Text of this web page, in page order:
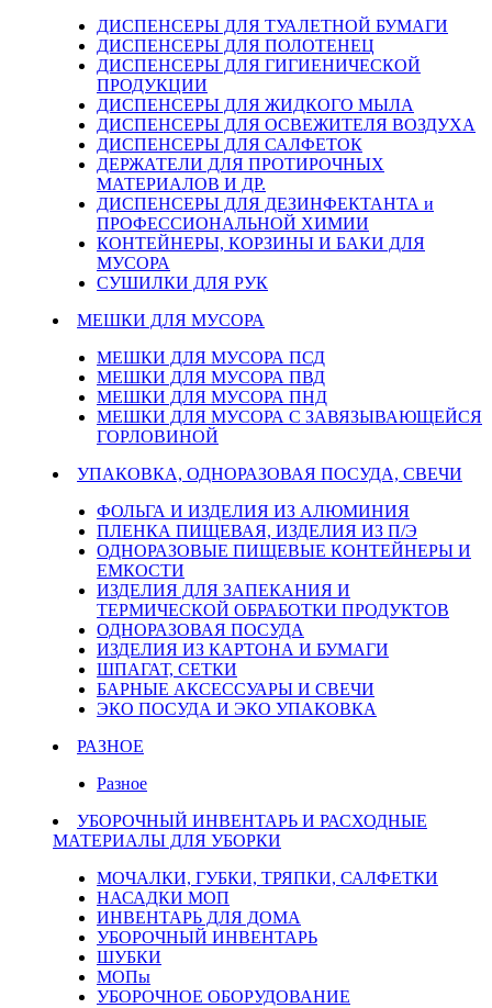
ДИСПЕНСЕРЫ ДЛЯ ТУАЛЕТНОЙ БУМАГИ
ДИСПЕНСЕРЫ ДЛЯ ПОЛОТЕНЕЦ
ДИСПЕНСЕРЫ ДЛЯ ГИГИЕНИЧЕСКОЙ
ПРОДУКЦИИ
ДИСПЕНСЕРЫ ДЛЯ ЖИДКОГО МЫЛА
ДИСПЕНСЕРЫ ДЛЯ ОСВЕЖИТЕЛЯ ВОЗДУХА
ДИСПЕНСЕРЫ ДЛЯ САЛФЕТОК
ДЕРЖАТЕЛИ ДЛЯ ПРОТИРОЧНЫХ
МАТЕРИАЛОВ И ДР.
ДИСПЕНСЕРЫ ДЛЯ ДЕЗИНФЕКТАНТА и
ПРОФЕССИОНАЛЬНОЙ ХИМИИ
КОНТЕЙНЕРЫ, КОРЗИНЫ И БАКИ ДЛЯ
МУСОРА
СУШИЛКИ ДЛЯ РУК
МЕШКИ ДЛЯ МУСОРА
МЕШКИ ДЛЯ МУСОРА ПСД
МЕШКИ ДЛЯ МУСОРА ПВД
МЕШКИ ДЛЯ МУСОРА ПНД
МЕШКИ ДЛЯ МУСОРА С ЗАВЯЗЫВАЮЩЕЙСЯ
ГОРЛОВИНОЙ
УПАКОВКА, ОДНОРАЗОВАЯ ПОСУДА, СВЕЧИ
ФОЛЬГА И ИЗДЕЛИЯ ИЗ АЛЮМИНИЯ
ПЛЕНКА ПИЩЕВАЯ, ИЗДЕЛИЯ ИЗ П/Э
ОДНОРАЗОВЫЕ ПИЩЕВЫЕ КОНТЕЙНЕРЫ И
ЕМКОСТИ
ИЗДЕЛИЯ ДЛЯ ЗАПЕКАНИЯ И
ТЕРМИЧЕСКОЙ ОБРАБОТКИ ПРОДУКТОВ
ОДНОРАЗОВАЯ ПОСУДА
ИЗДЕЛИЯ ИЗ КАРТОНА И БУМАГИ
ШПАГАТ, СЕТКИ
БАРНЫЕ АКСЕССУАРЫ И СВЕЧИ
ЭКО ПОСУДА И ЭКО УПАКОВКА
РАЗНОЕ
Разное
УБОРОЧНЫЙ ИНВЕНТАРЬ И РАСХОДНЫЕ
МАТЕРИАЛЫ ДЛЯ УБОРКИ
МОЧАЛКИ, ГУБКИ, ТРЯПКИ, САЛФЕТКИ
НАСАДКИ МОП
ИНВЕНТАРЬ ДЛЯ ДОМА
УБОРОЧНЫЙ ИНВЕНТАРЬ
ШУБКИ
МОПы
УБОРОЧНОЕ ОБОРУДОВАНИЕ